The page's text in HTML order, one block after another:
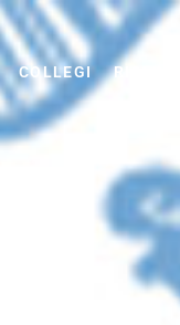
COLLEGI RICERCA